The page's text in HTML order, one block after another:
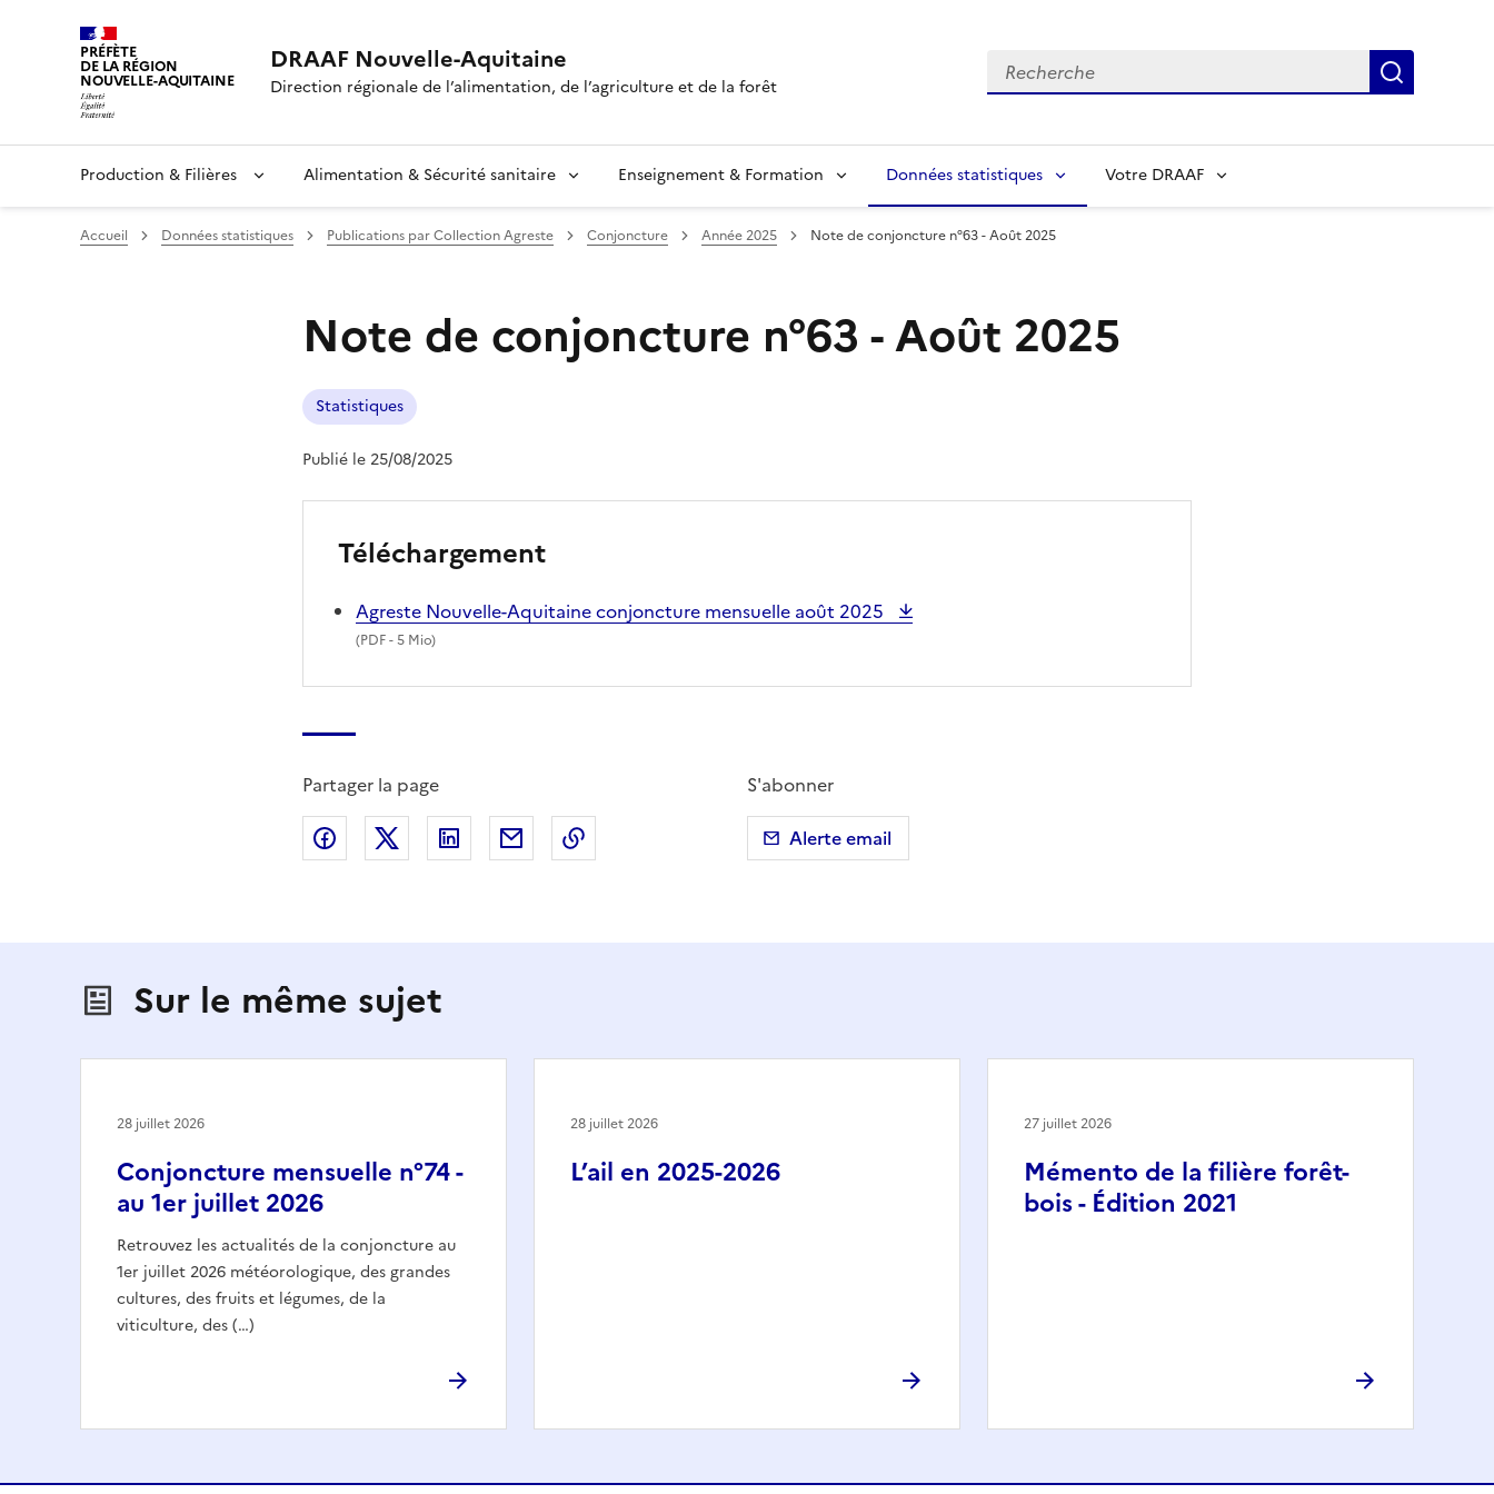
PRÉFÈTE
DE LA RÉGION
NOUVELLE-AQUITAINE
DRAAF Nouvelle-Aquitaine
Direction régionale de l’alimentation, de l’agriculture et de la forêt
Recherche
Production & Filières Alimentation & Sécurité sanitaire Enseignement & Formation Données statistiques Votre DRAAF
Accueil Données statistiques Publications par Collection Agreste Conjoncture Année 2025 Note de conjoncture n°63 - Août 2025
Note de conjoncture n°63 - Août 2025
Statistiques
Publié le 25/08/2025
Téléchargement
Agreste Nouvelle-Aquitaine conjoncture mensuelle août 2025
(PDF- 5 Mio)
Partager la page
Partager sur Facebook
Partager sur X (anciennement Twitter)
Partager sur LinkedIn
Partager par emailCopier dans le presse-papier
S'abonner
Alerte email
Sur le même sujet
Conjoncture mensuelle n°74 -
au 1er juillet 2026
Retrouvez les actualités de la conjoncture au
1er juillet 2026 météorologique, des grandes
cultures, des fruits et légumes, de la
viticulture, des (…)
28 juillet 2026
L’ail en 2025-2026
28 juillet 2026
Mémento de la filière forêt-
bois - Édition 2021
27 juillet 2026